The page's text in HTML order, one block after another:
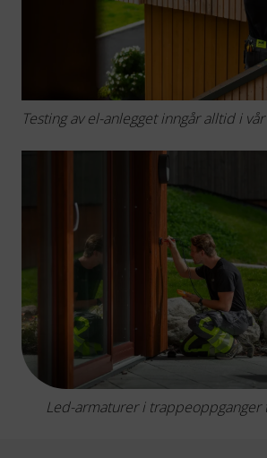
Testing av el-anlegget inngår alltid i
Led-armaturer i trappeoppganger